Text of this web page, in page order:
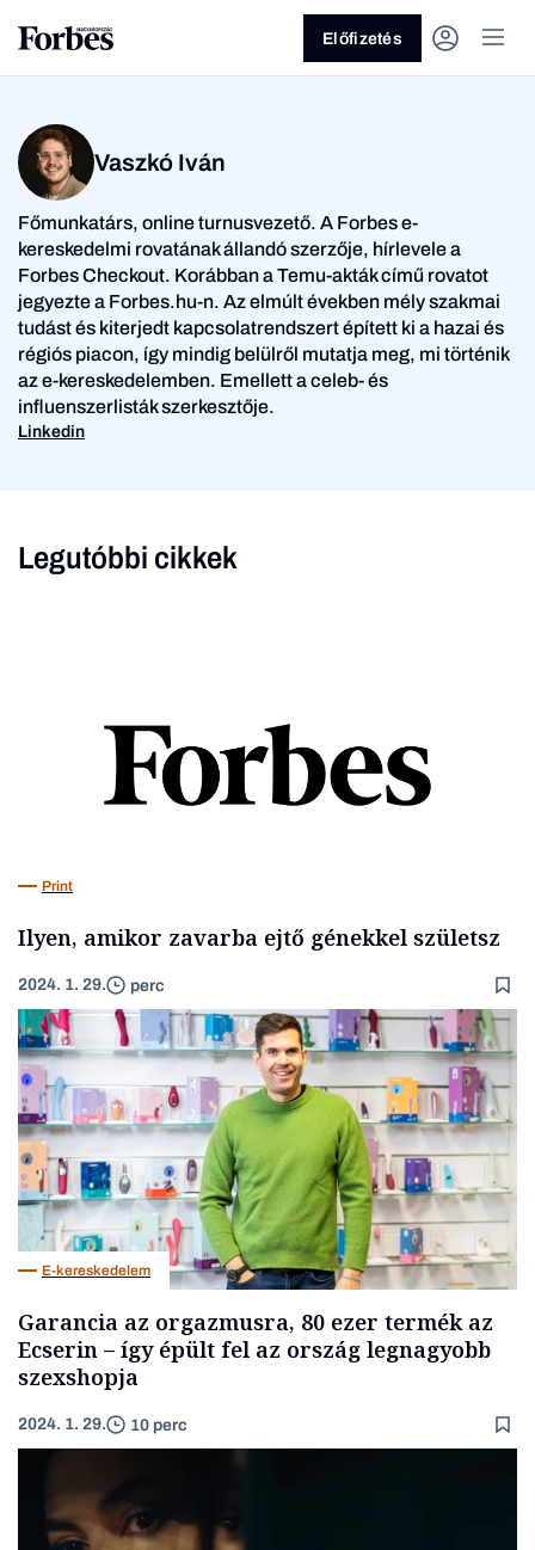
Vagy fedezze fel
Üzlet Pénz
Előfizetés
Vaszkó Iván
Főmunkatárs, online turnusvezető. A Forbes e-
kereskedelmi rovatának állandó szerzője, hírlevele a
Forbes Checkout. Korábban a Temu-akták című rovatot
jegyezte a Forbes.hu-n. Az elmúlt években mély szakmai
tudást és kiterjedt kapcsolatrendszert épített ki a hazai és
régiós piacon, így mindig belülről mutatja meg, mi történik
az e-kereskedelemben. Emellett a celeb- és
influenszerlisták szerkesztője.
Linkedin
Legutóbbi cikkek
Print
Ilyen, amikor zavarba ejtő génekkel születsz
2024. 1. 29. perc
E-kereskedelem
Garancia az orgazmusra, 80 ezer termék az
Ecserin – így épült fel az ország legnagyobb
szexshopja
2024. 1. 29. 10 perc